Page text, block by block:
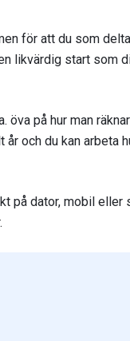
för att du som
likvärdig start som
på hur man
och du kan arbeta
på dator, mobil